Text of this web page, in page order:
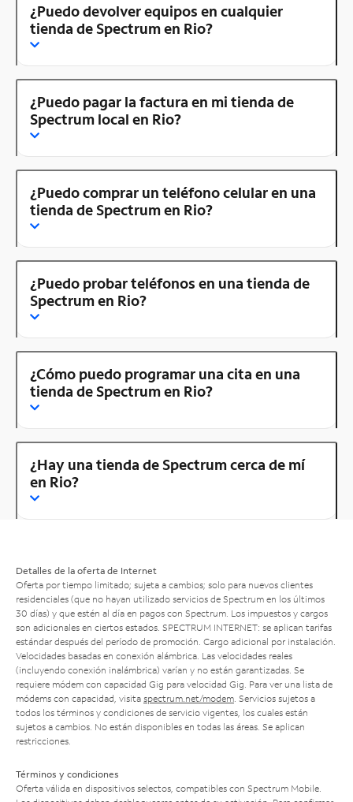
¿Puedo devolver equipos en cualquier
tienda de Spectrum en Rio?
¿Puedo pagar la factura en mi tienda de
Spectrum local en Rio?
¿Puedo comprar un teléfono celular en una
tienda de Spectrum en Rio?
¿Puedo probar teléfonos en una tienda de
Spectrum en Rio?
¿Cómo puedo programar una cita en una
tienda de Spectrum en Rio?
¿Hay una tienda de Spectrum cerca de mí
en Rio?
Detalles de la oferta de Internet
Oferta por tiempo limitado; sujeta a cambios; solo para nuevos clientes
residenciales (que no hayan utilizado servicios de Spectrum en los últimos
30 días) y que estén al día en pagos con Spectrum. Los impuestos y cargos
son adicionales en ciertos estados. SPECTRUM INTERNET: se aplican tarifas
estándar después del período de promoción. Cargo adicional por instalación.
Velocidades basadas en conexión alámbrica. Las velocidades reales
(incluyendo conexión inalámbrica) varían y no están garantizadas. Se
requiere módem con capacidad Gig para velocidad Gig. Para ver una lista de
módems con capacidad, visita spectrum.net/modem . Servicios sujetos a
todos los términos y condiciones de servicio vigentes, los cuales están
sujetos a cambios. No están disponibles en todas las áreas. Se aplican
restricciones.
Términos y condiciones
Oferta válida en dispositivos selectos, compatibles con Spectrum Mobile.